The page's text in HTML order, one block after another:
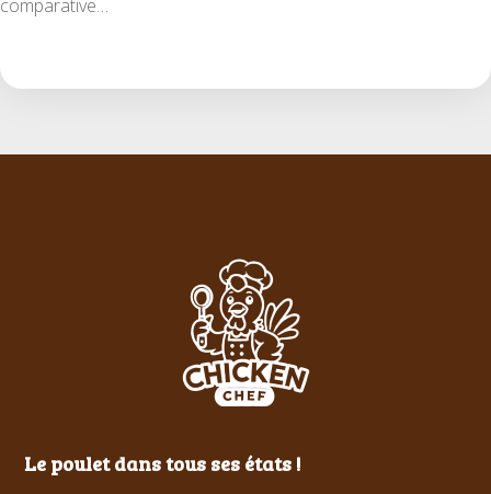
comparative…
Le poulet dans tous ses états !